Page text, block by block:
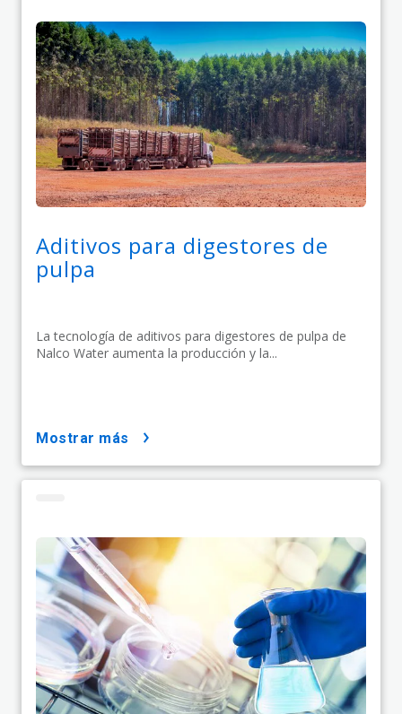
Aditivos para digestores de
pulpa
La tecnología de aditivos para digestores de pulpa de
Nalco Water aumenta la producción y la...
mostrar más